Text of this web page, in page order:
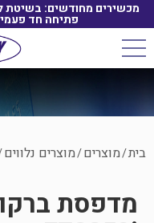
פתיחה חד
בית/מוצרים/מוצרים נלווים